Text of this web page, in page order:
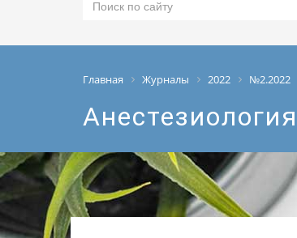
Главная Журналы 2022 №2.2022
Анестезиология